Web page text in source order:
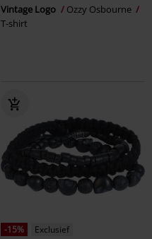
Vintage Logo
Ozzy Osbourne
T-shirt
-15%
Exclusief